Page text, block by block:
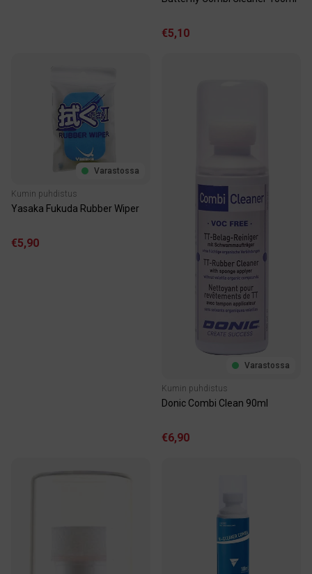
€5,10
Varastossa
Kumin puhdistus
Yasaka Fukuda Rubber Wiper
€5,90
Varastossa
Kumin puhdistus
Donic Combi Clean 90ml
€6,90